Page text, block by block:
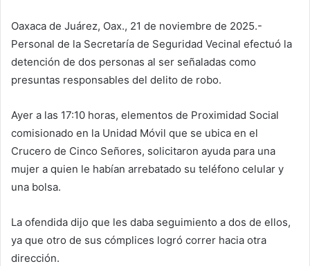
Oaxaca de Juárez, Oax., 21 de noviembre de 2025.-
Personal de la Secretaría de Seguridad Vecinal efectuó la
detención de dos personas al ser señaladas como
presuntas responsables del delito de robo.
Ayer a las 17:10 horas, elementos de Proximidad Social
comisionado en la Unidad Móvil que se ubica en el
Crucero de Cinco Señores, solicitaron ayuda para una
mujer a quien le habían arrebatado su teléfono celular y
una bolsa.
La ofendida dijo que les daba seguimiento a dos de ellos,
ya que otro de sus cómplices logró correr hacia otra
dirección.